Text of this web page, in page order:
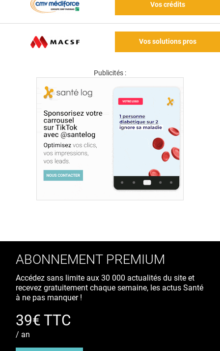
Vos crédits
Vos solutions pros
Publicités :
ABONNEMENT PREMIUM
Accédez sans limite aux 30 000 actualités du site et
recevez gratuitement chaque semaine, les actus Santé
à ne pas manquer !
39€ TTC
/ an